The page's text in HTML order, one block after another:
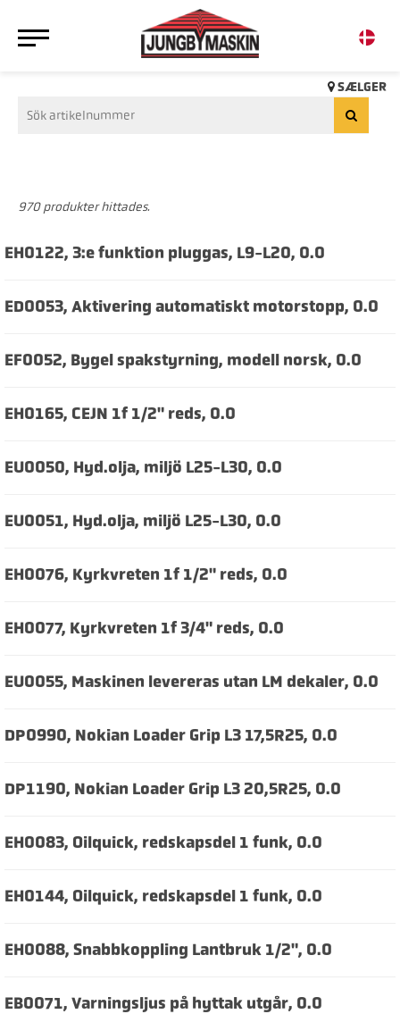
SÆLGER
970 produkter hittades.
EH0122, 3:e funktion pluggas, L9-L20, 0.0
ED0053, Aktivering automatiskt motorstopp, 0.0
EF0052, Bygel spakstyrning, modell norsk, 0.0
EH0165, CEJN 1f 1/2" reds, 0.0
EU0050, Hyd.olja, miljö L25-L30, 0.0
EU0051, Hyd.olja, miljö L25-L30, 0.0
EH0076, Kyrkvreten 1f 1/2" reds, 0.0
EH0077, Kyrkvreten 1f 3/4" reds, 0.0
EU0055, Maskinen levereras utan LM dekaler, 0.0
DP0990, Nokian Loader Grip L3 17,5R25, 0.0
DP1190, Nokian Loader Grip L3 20,5R25, 0.0
EH0083, Oilquick, redskapsdel 1 funk, 0.0
EH0144, Oilquick, redskapsdel 1 funk, 0.0
EH0088, Snabbkoppling Lantbruk 1/2", 0.0
EB0071, Varningsljus på hyttak utgår, 0.0